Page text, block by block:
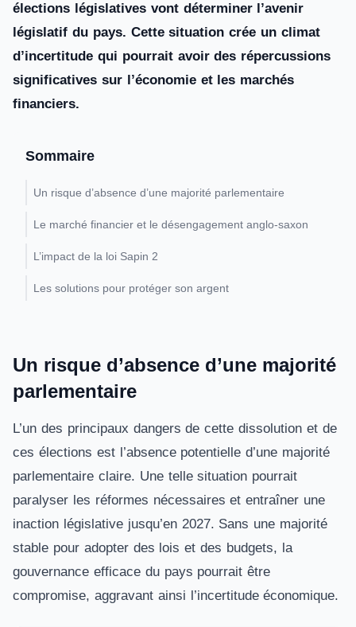
élections législatives vont déterminer l’avenir
législatif du pays. Cette situation crée un climat
d’incertitude qui pourrait avoir des répercussions
significatives sur l’économie et les marchés
financiers.
Sommaire
Un risque d’absence d’une majorité parlementaire
Le marché financier et le désengagement anglo-saxon
L’impact de la loi Sapin 2
Les solutions pour protéger son argent
Un risque d’absence d’une majorité
parlementaire
L’un des principaux dangers de cette dissolution et de
ces élections est l’absence potentielle d’une majorité
parlementaire claire. Une telle situation pourrait
paralyser les réformes nécessaires et entraîner une
inaction législative jusqu’en 2027. Sans une majorité
stable pour adopter des lois et des budgets, la
gouvernance efficace du pays pourrait être
compromise, aggravant ainsi l’incertitude économique.